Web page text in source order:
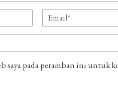
saya pada peramban ini untuk